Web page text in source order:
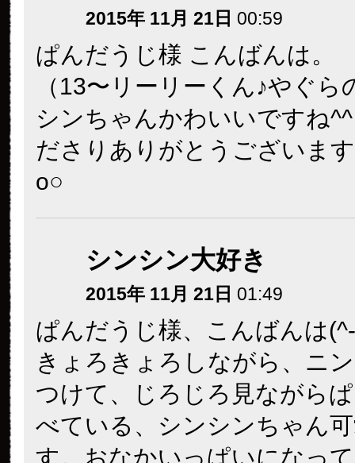
2015年 11月 21日 00:59
ぱんだうじ様 こんばんは。
（13〜リーリーくん♪やぐら
シンちゃんかわいいですね
ださりありがとうございま
o○
シンシン大好き
2015年 11月 21日 01:49
ぱんだうじ様、こんばんは
きょろきょろしながら、ニ
つけて、じろじろ見ながら
べている、シンシンちゃん
す。おなかいっぱいになっ